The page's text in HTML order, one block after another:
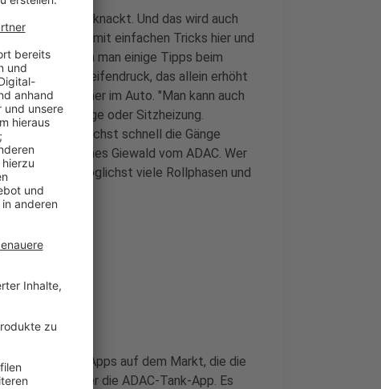
Tankstellen geknackt. Und das wird auch
kann man mit einfachen Tricks hier und
sparen, wenn man einige Tipps beim
zu wenig Reifendruck, das allein erhöht
Verbraucher im Auto. "Man kann auch
die Musikanlage oder Sitzheizung.
dem man möglichst schnell die Gänge
Johannes Giewald vom ADAC. Wer
bremsen, möglichst viele Rollphasen und
viele gute Apps auf dem Markt, die die
Beispiel oder die ADAC-Tank-App. Es